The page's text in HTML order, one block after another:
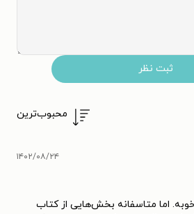
ثبت نظر
محبوب‌ترین
۱۴۰۲/۰۸/۲۴
اما متاسفانه بخش‌هایی از کتاب